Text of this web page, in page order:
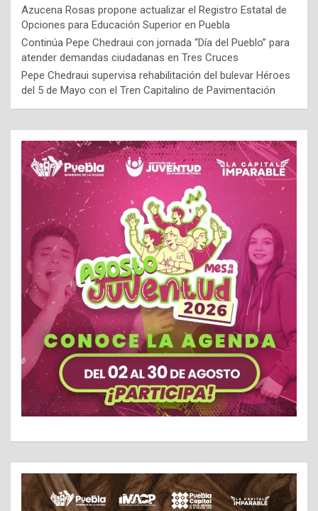
Azucena Rosas propone actualizar el Registro Estatal de
Opciones para Educación Superior en Puebla
Continúa Pepe Chedraui con jornada “Día del Pueblo” para
atender demandas ciudadanas en Tres Cruces
Pepe Chedraui supervisa rehabilitación del bulevar Héroes
del 5 de Mayo con el Tren Capitalino de Pavimentación